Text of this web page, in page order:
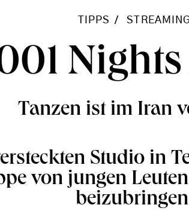
TIPPS
Tanzen ist im Iran
Studio in
von jungen